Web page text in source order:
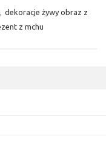
, dekoracje żywy obraz z
z mchu